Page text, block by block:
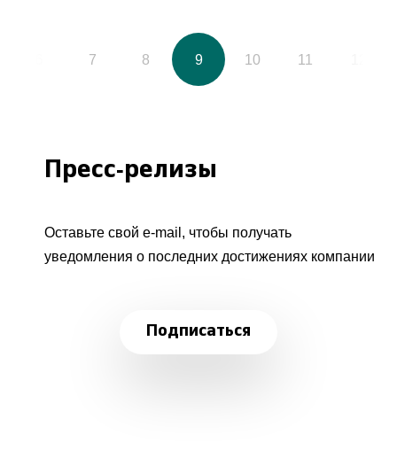
7 8 9 10 11
Пресс-релизы
Оставьте свой e-mail, чтобы получать
уведомления о последних достижениях компании
Подписаться